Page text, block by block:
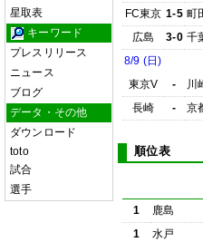
星取表
キーワード
プレスリリース
ニュース
ブログ
データ・その他
ダウンロード
toto
試合
選手
FC東京 1-5 町
広島
3-0 千
8/9 (日)
東京V
- 川
長崎
- 京
順位表
1 鹿島
1
水戸